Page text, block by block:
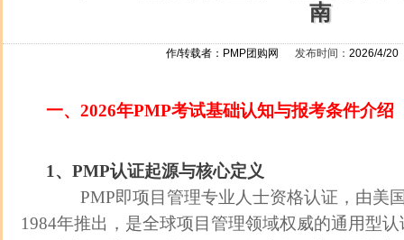
南
作/转载者： PMP团购网 发布时间： 2026/4/20
一、2026年PMP考试基础认知与报考条件介绍
1、PMP认证起源与核心定义
PMP即项目管理专业人士资格认证，由美
1984年推出，是全球项目管理领域权威的通用型